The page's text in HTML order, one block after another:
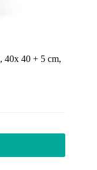
40x 40 + 5 cm,